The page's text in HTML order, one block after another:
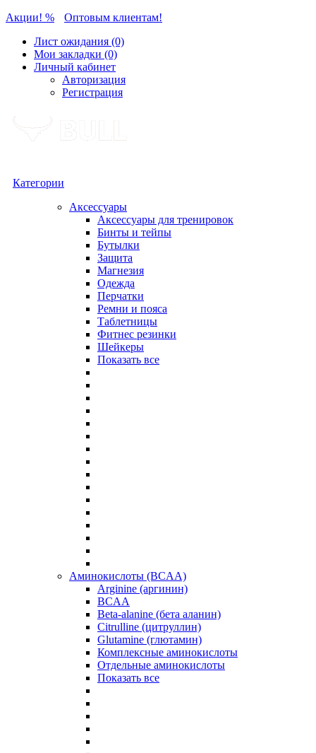
Акции! %
Оптовым клиентам!
Лист ожидания (0)
Мои закладки (0)
Личный кабинет
Авторизация
Регистрация
Категории
Аксессуары
Аксессуары для тренировок
Бинты и тейпы
Бутылки
Защита
Магнезия
Одежда
Перчатки
Ремни и пояса
Таблетницы
Фитнес резинки
Шейкеры
Показать все
Аминокислоты (BCAA)
Arginine (аргинин)
BCAA
Beta-alanine (бета аланин)
Citrulline (цитруллин)
Glutamine (глютамин)
Комплексные аминокислоты
Отдельные аминокислоты
Показать все